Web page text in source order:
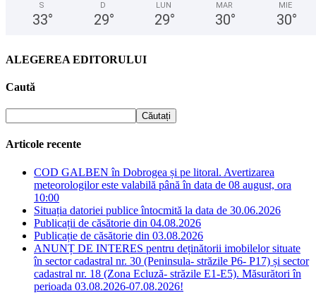
S
33°
D
29°
LUN
29°
MAR
30°
MIE
30°
ALEGEREA EDITORULUI
Caută
Articole recente
COD GALBEN în Dobrogea și pe litoral. Avertizarea
meteorologilor este valabilă până în data de 08 august, ora
10:00
Situația datoriei publice întocmită la data de 30.06.2026
Publicații de căsătorie din 04.08.2026
Publicație de căsătorie din 03.08.2026
ANUNȚ DE INTERES pentru deținătorii imobilelor situate
în sector cadastral nr. 30 (Peninsula- străzile P6- P17) și sector
cadastral nr. 18 (Zona Ecluză- străzile E1-E5). Măsurători în
perioada 03.08.2026-07.08.2026!